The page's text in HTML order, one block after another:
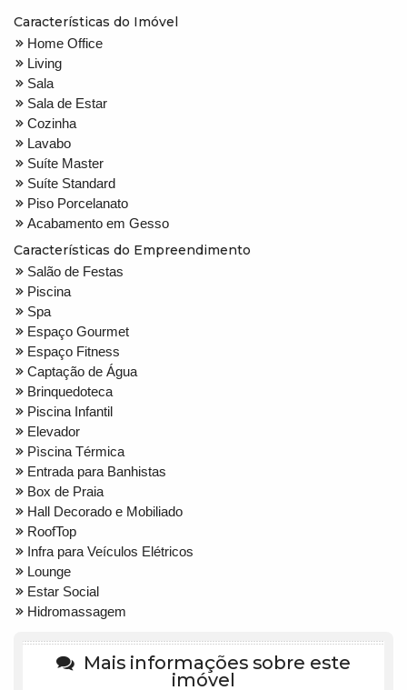
Características do Imóvel
Home Office
Living
Sala
Sala de Estar
Cozinha
Lavabo
Suíte Master
Suíte Standard
Piso Porcelanato
Acabamento em Gesso
Características do Empreendimento
Salão de Festas
Piscina
Spa
Espaço Gourmet
Espaço Fitness
Captação de Água
Brinquedoteca
Piscina Infantil
Elevador
Pìscina Térmica
Entrada para Banhistas
Box de Praia
Hall Decorado e Mobiliado
RoofTop
Infra para Veículos Elétricos
Lounge
Estar Social
Hidromassagem
Mais informações sobre este
imóvel